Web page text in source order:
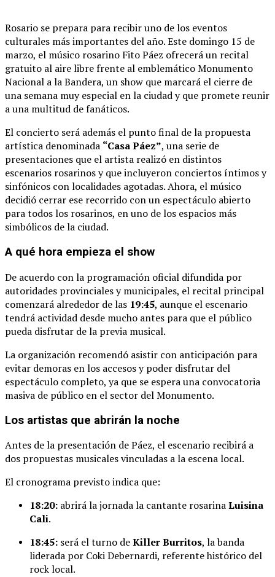
Rosario se prepara para recibiruno delos eventos
culturales másimportantes del año.Este domingo 15 de
marzo, el músico rosarino Fito Páez ofreceráun recital
gratuito al airelibrefrente al emblemáticoMonumento
Nacional a la Bandera, un show que marcará el cierre de
una semana muyespecial enla ciudadyque promete reunir
auna multitud defanáticos.
El concierto será además el puntofinal dela propuesta
artística denominada “CasaPáez”, una serie de
presentaciones que el artista realizó en distintos
escenarios rosarinosyqueincluyeron conciertos íntimosy
sinfónicos conlocalidades agotadas.Ahora, el músico
decidió cerrar ese recorrido conun espectáculo abierto
paratodoslos rosarinos, enuno delos espacios más
simbólicos dela ciudad.
A qué hora empieza el show
De acuerdo conla programación oficial difundida por
autoridades provincialesymunicipales, el recital principal
comenzará alrededor delas 19:45, aunque el escenario
tendrá actividad desde mucho antes para que el público
pueda disfrutar dela previa musical.
La organización recomendó asistir con anticipación para
evitar demoras enlos accesosypoder disfrutar del
espectáculo completo, ya que se esperauna convocatoria
masiva de público en el sector delMonumento.
Los artistas que abrirán la noche
Antes dela presentación dePáez, el escenario recibirá a
dos propuestas musicalesvinculadas ala escenalocal.
El cronograma previstoindica que:
18:20: abrirálajornadala cantante rosarinaLuisina
Cali.
18:45: será elturno deKillerBurritos, labanda
liderada por CokiDebernardi, referentehistórico del
rocklocal.